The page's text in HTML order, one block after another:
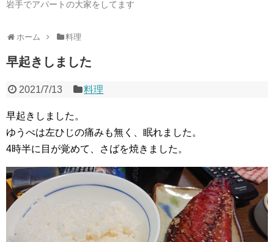
岩手でアパートの大家をしてます
ホーム 料理
早起きしました
2021/7/13 料理
早起きしました。
ゆうべは左ひじの痛みも無く、眠れました。
4時半に目が覚めて、さばを焼きました。